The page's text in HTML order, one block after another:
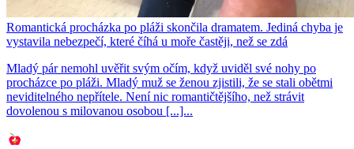
Romantická procházka po pláži skončila dramatem. Jediná chyba je
vystavila nebezpečí, které číhá u moře častěji, než se zdá
Mladý pár nemohl uvěřit svým očím, když uviděl své nohy po
procházce po pláži. Mladý muž se ženou zjistili, že se stali obětmi
neviditelného nepřítele. Není nic romantičtějšího, než strávit
dovolenou s milovanou osobou [...]...